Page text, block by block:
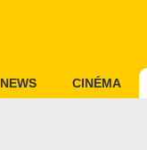
NEWS CINÉMA